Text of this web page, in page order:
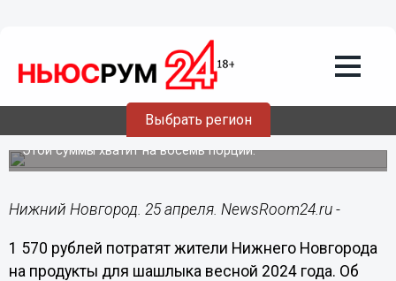
Выбрать регион
Почти в 1,6 тысячи рублей обойдётся
нижегородцам приготовление
Этой суммы хватит на восемь порций.
Нижний Новгород. 25 апреля. NewsRoom24.ru -
1 570 рублей потратят жители Нижнего Новгорода
на продукты для шашлыка весной 2024 года. Об